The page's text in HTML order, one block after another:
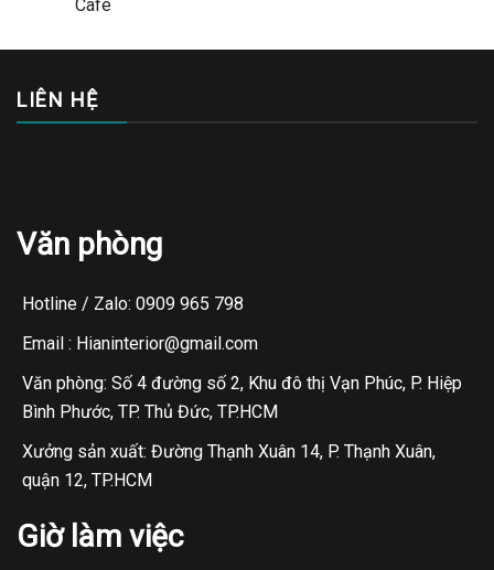
LIÊN HỆ
Văn phòng
Hotline / Zalo: 0909 965 798
Email : Hianinterior@gmail.com
Văn phòng: Số 4 đường số 2, Khu đô thị Vạn Phúc, P. Hiệp
Bình Phước, TP. Thủ Đức, TP.HCM
Xưởng sản xuất: Đường Thạnh Xuân 14, P. Thạnh Xuân,
quận 12, TP.HCM
Giờ làm việc